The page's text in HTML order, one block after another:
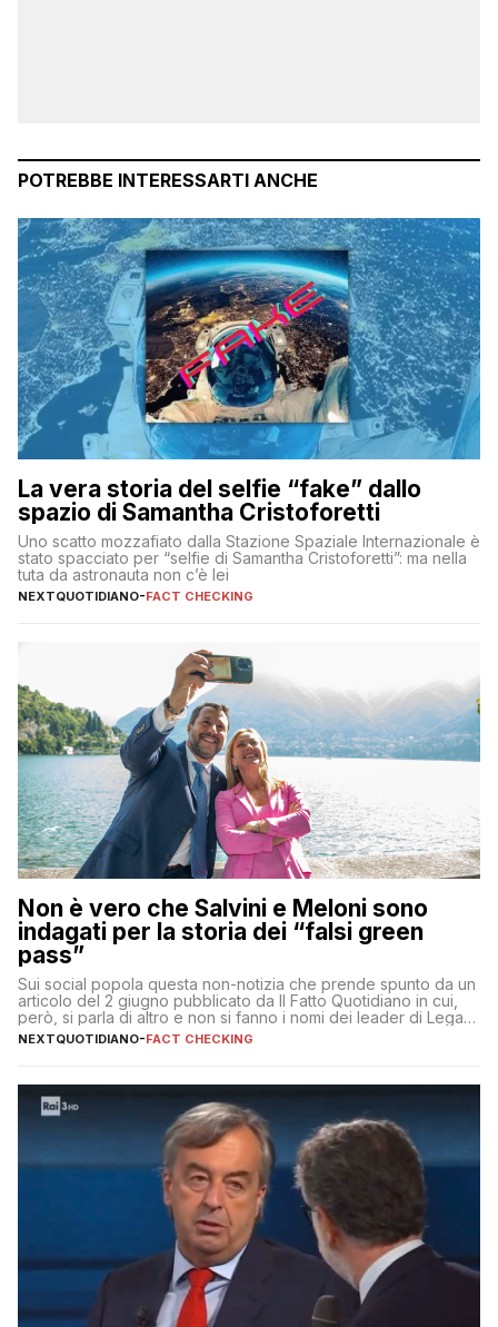
POTREBBE INTERESSARTI ANCHE
La vera storia del selfie “fake” dallo
spazio di Samantha Cristoforetti
Uno scatto mozzafiato dalla Stazione Spaziale Internazionale è
stato spacciato per “selfie di Samantha Cristoforetti”: ma nella
tuta da astronauta non c’è lei
NEXTQUOTIDIANO-FACT CHECKING
Non è vero che Salvini e Meloni sono
indagati per la storia dei “falsi green
pass”
Sui social popola questa non-notizia che prende spunto da un
articolo del 2 giugno pubblicato da Il Fatto Quotidiano in cui,
però, si parla di altro e non si fanno i nomi dei leader di Lega e
Fratelli d’Italia
NEXTQUOTIDIANO-FACT CHECKING